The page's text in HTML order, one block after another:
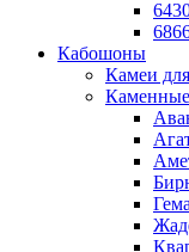
Кабошоны
Камеи